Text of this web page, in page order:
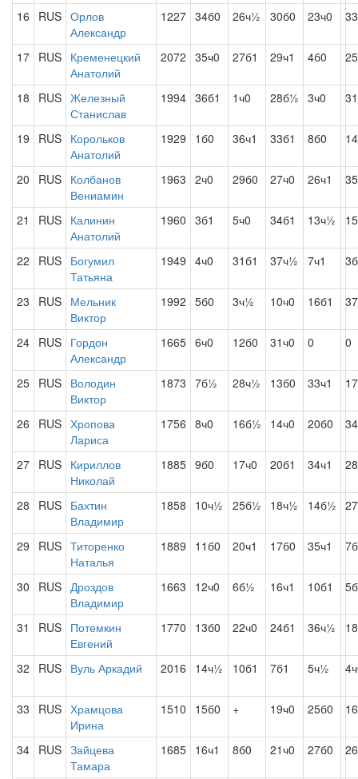
16 RUS Орлов
Александр
1227 34б0 26ч½ 30б0 23ч0
17 RUS Кременецкий
Анатолий
2072 35ч0 27б1 29ч1 4б0
18 RUS Железный
Станислав
1994 36б1 1ч0 28б½ 3ч0
19 RUS Корольков
Анатолий
1929 1б0 36ч1 33б1 8б0
20 RUS Колбанов
Вениамин
1963 2ч0 29б0 27ч0 26ч1
21 RUS Калинин
Анатолий
1960 3б1 5ч0 34б1 13ч½
22 RUS Богумил
Татьяна
1949 4ч0 31б1 37ч½ 7ч1
23 RUS Мельник
Виктор
1992 5б0 3ч½ 10ч0 16б1
24 RUS Гордон
Александр
1665 6ч0 12б0 31ч0 0 0
25 RUS Володин
Виктор
1873 7б½ 28ч½ 13б0 33ч1
26 RUS Хропова
Лариса
1756 8ч0 16б½ 14ч0 20б0
27 RUS Кириллов
Николай
1885 9б0 17ч0 20б1 34ч1
28 RUS Бахтин
Владимир
1858 10ч½ 25б½ 18ч½ 14б½
29 RUS Титоренко
Наталья
1889 11б0 20ч1 17б0 35ч1
30 RUS Дроздов
Владимир
1663 12ч0 6б½ 16ч1 10б1
31 RUS Потемкин
Евгений
1770 13б0 22ч0 24б1 36ч½
32 RUS Вуль Аркадий 2016 14ч½ 10б1 7б1 5ч½
33 RUS Храмцова
Ирина
1510 15б0 + 19ч0 25б0
34 RUS Зайцева
Тамара
1685 16ч1 8б0 21ч0 27б0